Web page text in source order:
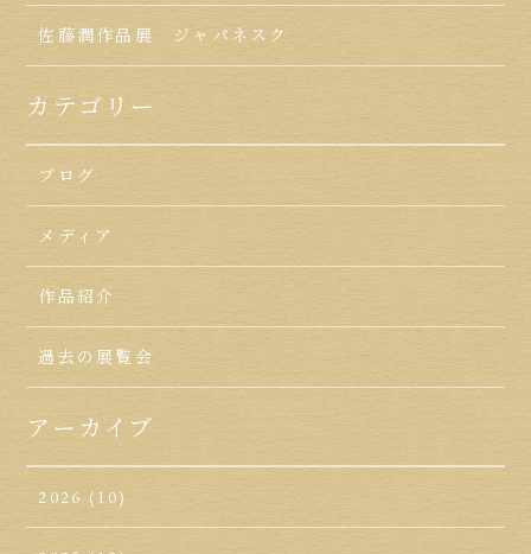
佐藤潤作品展 ジャパネスク
カテゴリー
ブログ
メディア
作品紹介
過去の展覧会
アーカイブ
2026 (10)